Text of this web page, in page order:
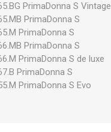
PrimaDonna S Vintage
PrimaDonna S
PrimaDonna S
PrimaDonna S
PrimaDonna S de luxe
PrimaDonna S
PrimaDonna S Evo